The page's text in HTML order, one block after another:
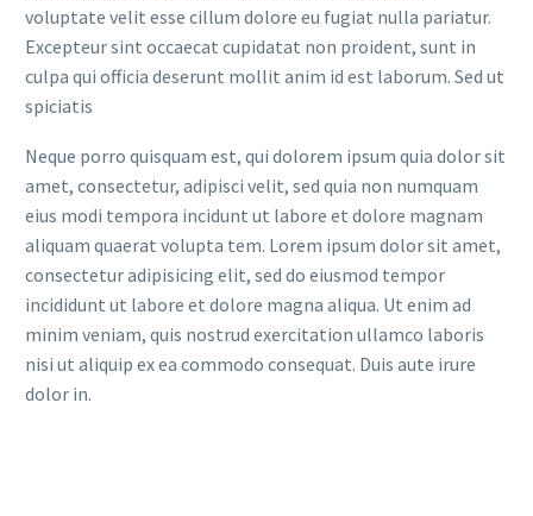
voluptate velit esse cillum dolore eu fugiat nulla pariatur.
Excepteur sint occaecat cupidatat non proident, sunt in
culpa qui officia deserunt mollit anim id est laborum. Sed ut
spiciatis
Neque porro quisquam est, qui dolorem ipsum quia dolor sit
amet, consectetur, adipisci velit, sed quia non numquam
eius modi tempora incidunt ut labore et dolore magnam
aliquam quaerat volupta tem. Lorem ipsum dolor sit amet,
consectetur adipisicing elit, sed do eiusmod tempor
incididunt ut labore et dolore magna aliqua. Ut enim ad
minim veniam, quis nostrud exercitation ullamco laboris
nisi ut aliquip ex ea commodo consequat. Duis aute irure
dolor in.